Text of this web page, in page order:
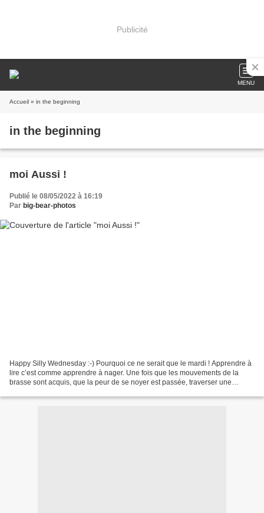
Publicité
MENU
Accueil » in the beginning
in the beginning
moi Aussi !
Publié le 08/05/2022 à 16:19
Par big-bear-photos
Happy Silly Wednesday :-) Pourquoi ce ne serait que le mardi ! Apprendre à
lire c’est comme apprendre à nager. Une fois que les mouvements de la
brasse sont acquis, que la peur de se noyer est passée, traverser une